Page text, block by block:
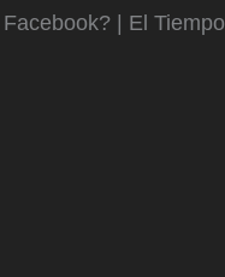
| El Tiempo